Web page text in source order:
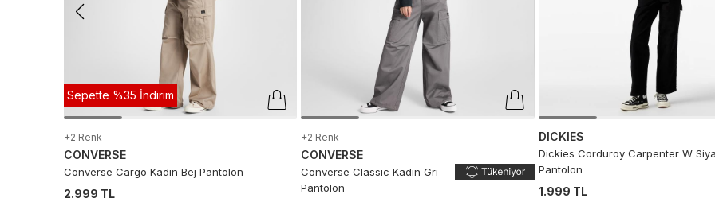
Sepette %35 İndirim
+2 Renk
CONVERSE
Converse Cargo Kadın Bej Pantolon
2.999 TL
+2 Renk
CONVERSE
Converse Classic Kadın Gri
Pantolon
DICKIES
Dickies Corduroy Carpenter W
Pantolon
1.999 TL